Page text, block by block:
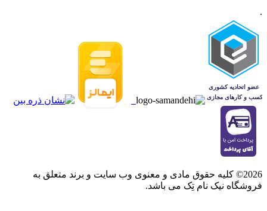
.
2026© کلیه حقوق مادی و معنوی وب سایت و برند متعلق به
فروشگاه نیک نام تِک می باشد.